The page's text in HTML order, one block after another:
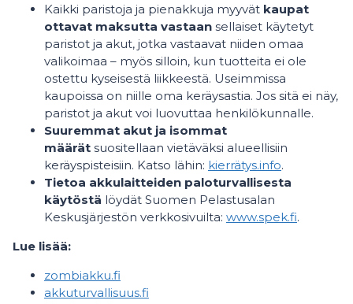
Kaikki paristoja ja pienakkuja myyvät kaupat
ottavat maksutta vastaan sellaiset käytetyt
paristot ja akut, jotka vastaavat niiden omaa
valikoimaa – myös silloin, kun tuotteita ei ole
ostettu kyseisestä liikkeestä. Useimmissa
kaupoissa on niille oma keräysastia. Jos sitä ei näy,
paristot ja akut voi luovuttaa henkilökunnalle.
Suuremmat akut ja isommat
määrät suositellaan vietäväksi alueellisiin
keräyspisteisiin. Katso lähin: kierrätys.info.
Tietoa akkulaitteiden paloturvallisesta
käytöstä löydät Suomen Pelastusalan
Keskusjärjestön verkkosivuilta: www.spek.fi.
Lue lisää:
zombiakku.fi
akkuturvallisuus.fi